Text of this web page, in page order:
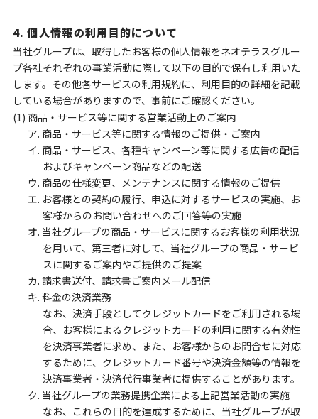
4. 個人情報の利用目的について
当社グループは、取得したお客様の個人情報をネオテラスグルー
プ各社それぞれの事業活動に際して以下の目的で保有し利用いた
します。その他各サービスの利用規約に、利用目的の詳細を記載
している場合がありますので、事前にご確認ください。
(1) 商品・サービス等に関する営業活動上のご案内
ア. 商品・サービス等に関する情報のご提供・ご案内
イ. 商品・サービス、各種キャンペーン等に関する広告の配信
およびキャンペーン商品などの配送
ウ. 商品の仕様変更、メンテナンスに関する情報のご提供
エ. お客様との契約の履行、申込に対するサービスの実施、お
客様からのお問い合わせへのご回答等の実施
オ. 当社グループの商品・サービスに関するお客様の利用状況
を用いて、第三者に対して、当社グループの商品・サービ
スに関するご案内やご提供のご提案
カ. 請求書送付、請求書ご案内メール配信
キ. 料金の決済業務
なお、決済手段としてクレジットカードをご利用される場
合、お客様によるクレジットカードの利用に関する有効性
を決済事業者に求め、また、お客様からのお問合せに対応
するために、クレジットカード番号や決済金額等の情報を
決済事業者・決済代行事業者に提供することがあります。
ク. 当社グループの業務提携企業による上記営業活動の実施
なお、これらの目的を達成するために、当社グループが取